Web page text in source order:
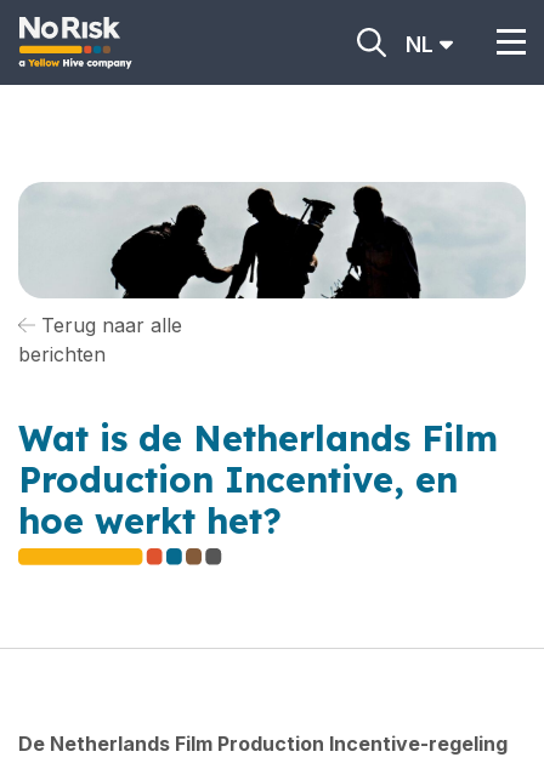
NL
Terug naar alle
berichten
Wat is de Netherlands Film
Production Incentive, en
hoe werkt het?
De Netherlands Film Production Incentive-regeling